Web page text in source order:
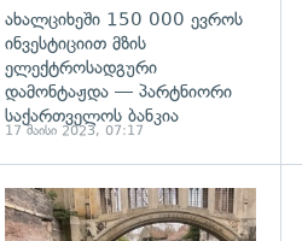
ახალციხეში 150 000 ევროს
ინვესტიციით მზის
ელექტროსადგური
დამონტაჟდა — პარტნიორი
საქართველოს ბანკია
17 მაისი 2023, 07:17
გადახედვა